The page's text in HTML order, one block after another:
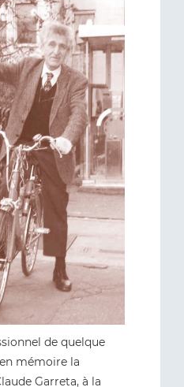
de quelque
mémoire la
Garreta, à la